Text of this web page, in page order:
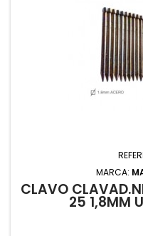
MARCA:
CLAVO
25 1,8MM